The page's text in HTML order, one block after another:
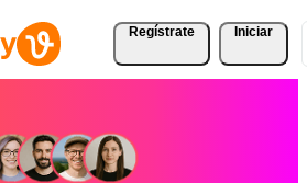
Regístrate Iniciar